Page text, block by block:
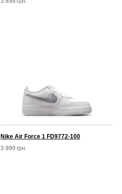
Nike Air Force 1 FD9772-100
3 999 грн.